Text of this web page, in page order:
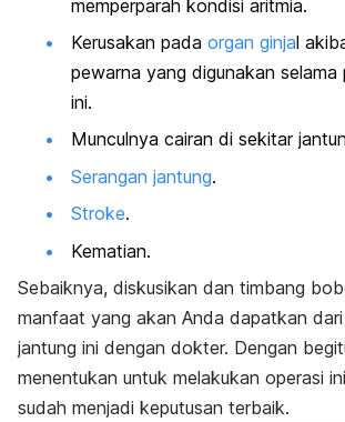
memperparah kondisi aritmia.
Kerusakan pada organ ginjal
pewarna yang digunakan selama
ini.
Munculnya cairan di sekitar
Serangan jantung.
Stroke.
Kematian.
Sebaiknya, diskusikan dan timbang
manfaat yang akan Anda dapatkan
jantung ini dengan dokter. Dengan
menentukan untuk melakukan operasi
sudah menjadi keputusan terbaik.